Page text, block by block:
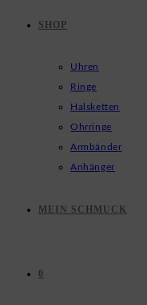
SHOP
Uhren
Ringe
Halsketten
Ohrringe
Armbänder
Anhänger
MEIN SCHMUCK
0